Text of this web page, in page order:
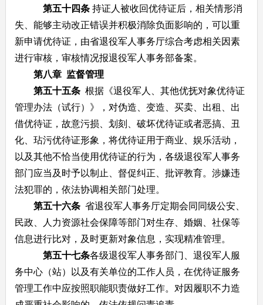
第五十四条持证人被收回优待证后，相关情形消
失、能够主动改正错误并积极消除负面影响的，可以重
新申请优待证，由省退役军人事务厅综合考虑相关因素
进行审核，审核情况报退役军人事务部备案。
第八章 监督管理
第五十五条 根据《退役军人、其他优抚对象优待证
管理办法（试行）》，对伪造、变造、买卖、出租、出
借优待证，故意污损、划刻、破坏优待证或者恶搞、丑
化、玷污优待证形象，将优待证用于商业、娱乐活动，
以及其他不恰当使用优待证的行为，各级退役军人事务
部门应当及时予以制止、督促纠正、批评教育。涉嫌违
法犯罪的，依法协调相关部门处理。
第五十六条 省退役军人事务厅定期会同同级公安、
民政、人力资源社会保障等部门对生存、婚姻、社保等
信息进行比对，及时更新对象信息，实现精准管理。
第五十七条各级退役军人事务部门、退役军人服
务中心（站）以及有关单位的工作人员，在优待证服务
管理工作中应按照职能职责做好工作。对因履职不力造